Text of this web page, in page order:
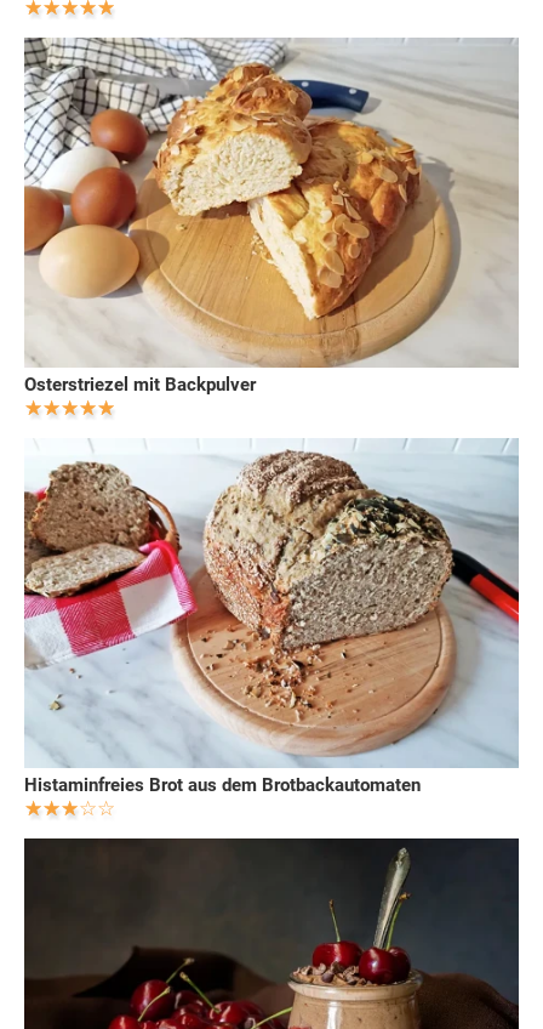
Osterstriezel mit Backpulver
Histaminfreies Brot aus dem Brotbackautomaten